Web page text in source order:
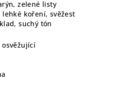
zelené listy
koření, svěžest
suchý tón